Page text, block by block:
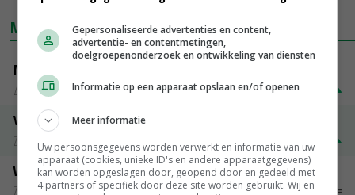
MARKTPRIJZEN
Magere melkpoeder
Zuivel weekprijzen
€ 269,00 € 7,00
Volle melkpoeder
Zuivel weekprijzen
€ 345,00 € 20,00
Weipoeder
Zuivel weekprijzen
€ 134,00 € 0,00
Gepersonaliseerde advertenties en content,
advertentie- en contentmetingen,
doelgroepenonderzoek en ontwikkeling van diensten
Informatie op een apparaat opslaan en/of openen
Meer informatie
Uw persoonsgegevens worden verwerkt en informatie van uw
apparaat (cookies, unieke ID's en andere apparaatgegevens)
kan worden opgeslagen door, geopend door en gedeeld met
4 partners of specifiek door deze site worden gebruikt. Wij en